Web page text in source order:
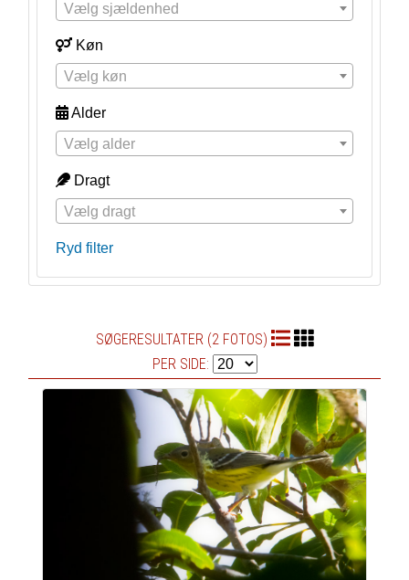
Vælg sjældenhed
Køn
Vælg køn
Alder
Vælg alder
Dragt
Vælg dragt
Ryd filter
SØGERESULTATER (2 FOTOS)
PER SIDE: